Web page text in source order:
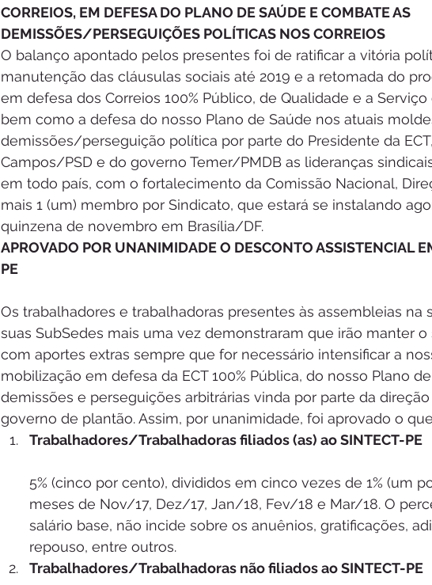
CORREIOS, EM DEFESA DO PLANO DE SAÚDE E COMBATE AS
DEMISSÕES/PERSEGUIÇÕES POLÍTICAS NOS CORREIOS
O balanço apontado pelos presentes foi de ratificar a vitória
manutenção das cláusulas sociais até 2019 e a retomada do
em defesa dos Correios 100% Público, de Qualidade e a
bem como a defesa do nosso Plano de Saúde nos atuais
demissões/perseguição política por parte do Presidente da
Campos/PSD e do governo Temer/PMDB as lideranças
em todo país, com o fortalecimento da Comissão Nacional,
mais 1 (um) membro por Sindicato, que estará se instalando
quinzena de novembro em Brasília/DF.
APROVADO POR UNANIMIDADE O DESCONTO ASSISTENCIAL
PE
Os trabalhadores e trabalhadoras presentes às assembleias na
suas SubSedes mais uma vez demonstraram que irão manter
com aportes extras sempre que for necessário intensificar a
mobilização em defesa da ECT 100% Pública, do nosso Plano
demissões e perseguições arbitrárias vinda por parte da
governo de plantão. Assim, por unanimidade, foi aprovado o
Trabalhadores/Trabalhadoras filiados (as) ao SINTECT-PE
5% (cinco por cento), divididos em cinco vezes de 1% (um
meses de Nov/17, Dez/17, Jan/18, Fev/18 e Mar/18. O
salário base, não incide sobre os anuênios, gratificações,
repouso, entre outros.
Trabalhadores/Trabalhadoras não filiados ao SINTECT-PE